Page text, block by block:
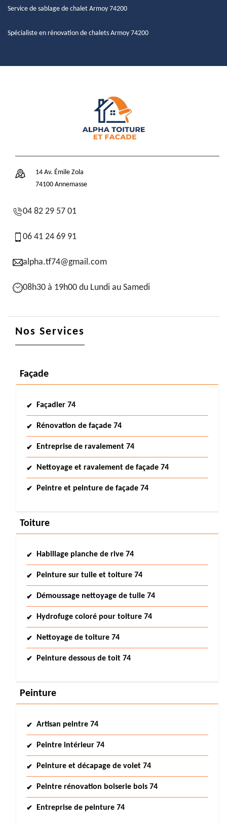
Service de sablage de chalet Armoy 74200
Spécialiste en rénovation de chalets Armoy 74200
14 Av. Émile Zola
74100 Annemasse
04 82 29 57 01
06 41 24 69 91
alpha.tf74@gmail.com
08h30 à 19h00 du Lundi au Samedi
Nos Services
Façade
Façadier 74
Rénovation de façade 74
Entreprise de ravalement 74
Nettoyage et ravalement de façade 74
Peintre et peinture de façade 74
Toiture
Habillage planche de rive 74
Peinture sur tuile et toiture 74
Démoussage nettoyage de tuile 74
Hydrofuge coloré pour toiture 74
Nettoyage de toiture 74
Peinture dessous de toit 74
Peinture
Artisan peintre 74
Peintre intérieur 74
Peinture et décapage de volet 74
Peintre rénovation boiserie bois 74
Entreprise de peinture 74